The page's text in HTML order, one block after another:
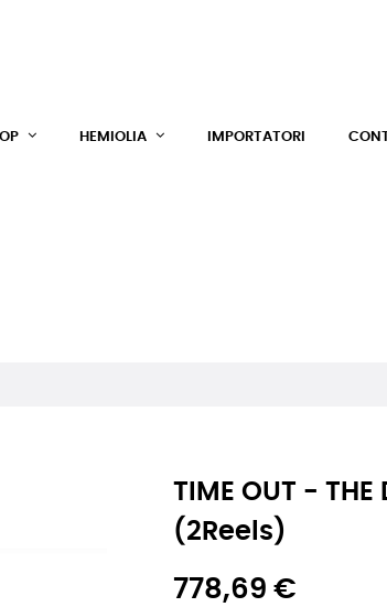
HEMIOLIA IMPORTATORI
TIME OUT - THE
(2Reels)
778,69 €